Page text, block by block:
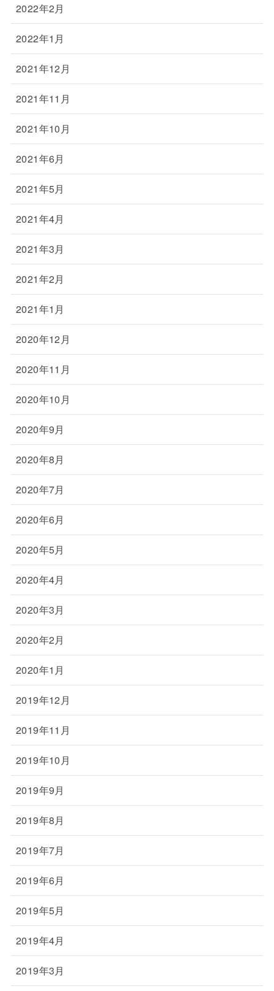
2022年2月
2022年1月
2021年12月
2021年11月
2021年10月
2021年6月
2021年5月
2021年4月
2021年3月
2021年2月
2021年1月
2020年12月
2020年11月
2020年10月
2020年9月
2020年8月
2020年7月
2020年6月
2020年5月
2020年4月
2020年3月
2020年2月
2020年1月
2019年12月
2019年11月
2019年10月
2019年9月
2019年8月
2019年7月
2019年6月
2019年5月
2019年4月
2019年3月